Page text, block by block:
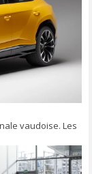
vaudoise. Les